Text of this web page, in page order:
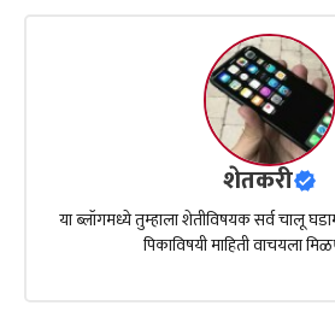
शेतकरी
या ब्लॉगमध्ये तुम्हाला शेतीविषयक सर्व चालू
पिकाविषयी माहिती वाचयला